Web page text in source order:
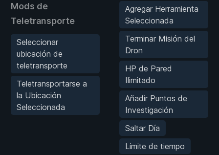
Mods de
Teletransporte
Seleccionar
ubicación de
teletransporte
Teletransportarse a
la Ubicación
Seleccionada
Agregar Herramienta
Seleccionada
Terminar Misión del
Dron
HP de Pared
Ilimitado
Añadir Puntos de
Investigación
Saltar Día
Límite de tiempo